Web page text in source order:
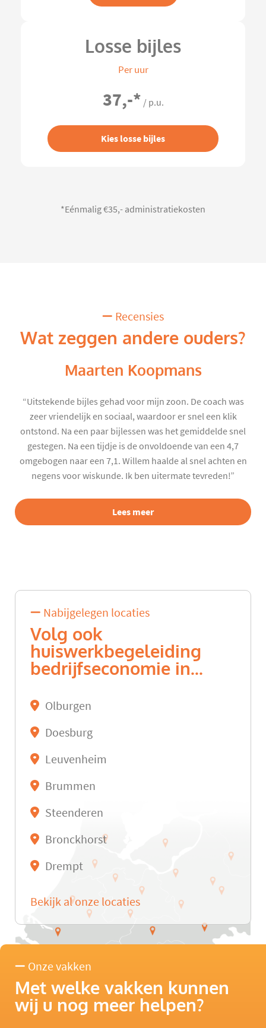
Losse bijles
Per uur
37,-* / p.u.
Kies losse bijles
*Eénmalig €35,- administratiekosten
Recensies
Wat zeggen andere ouders?
Maarten Koopmans
“Uitstekende bijles gehad voor mijn zoon. De coach was
zeer vriendelijk en sociaal, waardoor er snel een klik
ontstond. Na een paar bijlessen was het gemiddelde snel
gestegen. Na een tijdje is de onvoldoende van een 4,7
omgebogen naar een 7,1. Willem haalde al snel achten en
negens voor wiskunde. Ik ben uitermate tevreden!”
Lees meer
Nabijgelegen locaties
Volg ook
huiswerkbegeleiding
bedrijfseconomie in...
Olburgen
Doesburg
Leuvenheim
Brummen
Steenderen
Bronckhorst
Drempt
Bekijk al onze locaties
Onze vakken
Met welke vakken kunnen
wij u nog meer helpen?